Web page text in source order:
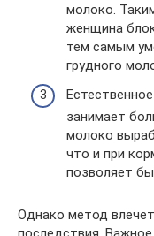
молоко.
женщина
тем самым
грудного
занимает
молоко
что и при
позволяет
Однако метод